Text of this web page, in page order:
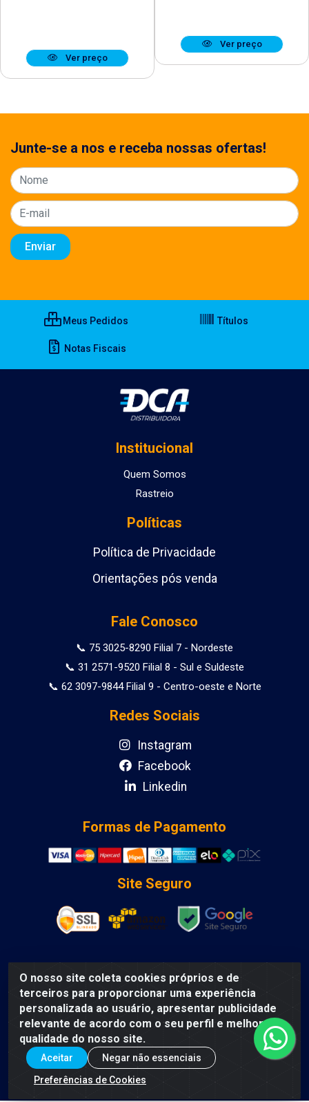
Ver preço
Ver preço
O nosso site coleta cookies próprios e de
terceiros para proporcionar uma experiência
personalizada ao usuário, apresentar publicidade
relevante de acordo com o seu perfil e melhorar a
qualidade do nosso site.
Aceitar
Negar não essenciais
Preferências de Cookies
Junte-se a nos e receba nossas ofertas!
Meus Pedidos Títulos
Notas Fiscais
Institucional
Quem Somos
Rastreio
Políticas
Política de Privacidade
Orientações pós venda
Fale Conosco
📞 75 3025-8290 Filial 7 - Nordeste
📞 31 2571-9520 Filial 8 - Sul e Suldeste
📞 62 3097-9844 Filial 9 - Centro-oeste e Norte
Redes Sociais
Instagram
Facebook
Linkedin
Formas de Pagamento
Site Seguro
DCA DISTRIBUIDORA DE COSMETICOS LTDA - AV DEPUTADO
LUIS EDUARDO MAGALHAES, Humildes, Feira de Santana/BA
- CEP 44135-000 - CNPJ: 31.912.909/0001-40